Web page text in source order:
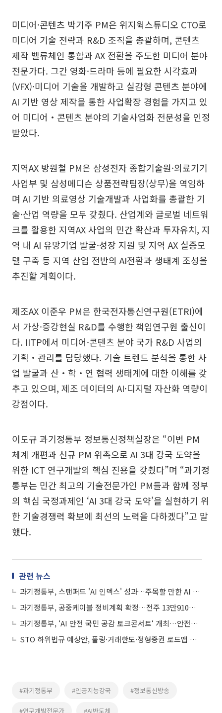
미디어·콘텐츠 박기주 PM은 위지윅스튜디오 CTO로
미디어 기술 전략과 R&D 조직을 총괄하며, 콘텐츠
제작 벨류체인 통합과 AX 전환을 주도한 미디어 분야
전문가다. 그간 영화·드라마 등에 필요한 시각효과
(VFX)·미디어 기술을 개발하고 실감형 콘텐츠 분야에
AI 기반 영상 제작을 통한 사업확장 경험을 가지고 있
어 미디어‧콘텐츠 분야의 기술사업화 전문성을 인정
받았다.
지역AX 방원철 PM은 삼성전자 종합기술원·의료기기
사업부 및 삼성메디슨 상품전략팀장(상무)을 역임하
며 AI 기반 의료영상 기술개발과 사업화를 총괄한 기
술·산업 역량을 모두 갖췄다. 산업계와 글로벌 네트워
크를 활용한 지역AX 사업의 민간 확산과 투자유치, 지
역 내 AI 유망기업 발굴·성장 지원 및 지역 AX 실증모
델 구축 등 지역 산업 전반의 AI전환과 생태계 조성을
추진할 계획이다.
제조AX 이준우 PM은 한국전자통신연구원(ETRI)에
서 가상·증강현실 R&D를 수행한 책임연구원 출신이
다. IITP에서 미디어·콘텐츠 분야 국가 R&D 사업의
기획‧관리를 담당했다. 기술 트렌드 분석을 통한 사
업 발굴과 산‧학‧연 협력 생태계에 대한 이해를 갖
추고 있으며, 제조 데이터의 AI·디지털 자산화 역량이
강점이다.
이도규 과기정통부 정보통신정책실장은 “이번 PM
체계 개편과 신규 PM 위촉으로 AI 3대 강국 도약을
위한 ICT 연구개발의 핵심 진용을 갖췄다”며 “과기정
통부는 민간 최고의 기술전문가인 PM들과 함께 정부
의 핵심 국정과제인 ‘AI 3대 강국 도약’을 실현하기 위
한 기술경쟁력 확보에 최선의 노력을 다하겠다”고 말
했다.
관련 뉴스
과기정통부, 스탠퍼드 'AI 인덱스' 성과…주목할 만한 AI 모델 수 미·중 이어 3위
과기정통부, 공중케이블 정비계획 확정…전주 13만910본 정비
과기정통부, ‘AI 안전 국민 공감 토크콘서트‘ 개최…안전한 AI 미래 함께 그린다
STO 하위법규 예상안, 풀링·거래한도·정형증권 로드맵 제시
#과기정통부 #인공지능강국 #정보통신방송
#연구개발전문가 #AI반도체